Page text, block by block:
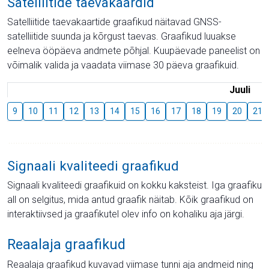
Satelliitide taevakaartide graafikud näitavad GNSS-
satelliitide suunda ja kõrgust taevas. Graafikud luuakse
eelneva ööpäeva andmete põhjal. Kuupäevade paneelist on
võimalik valida ja vaadata viimase 30 päeva graafikuid.
Juuli
9 10 11 12 13 14 15 16 17 18 19 20 21
Signaali kvaliteedi graafikud
Signaali kvaliteedi graafikuid on kokku kaksteist. Iga graafiku
all on selgitus, mida antud graafik näitab. Kõik graafikud on
interaktiivsed ja graafikutel olev info on kohaliku aja järgi.
Reaalaja graafikud
Reaalaja graafikud kuvavad viimase tunni aja andmeid ning